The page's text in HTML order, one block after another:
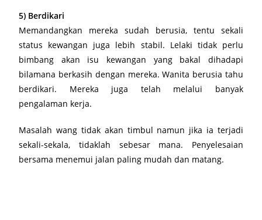
5) Berdikari
Memandangkan mereka sudah berusia, tentu sekali
status kewangan juga lebih stabil. Lelaki tidak perlu
bimbang akan isu kewangan yang bakal dihadapi
bilamana berkasih dengan mereka. Wanita berusia tahu
berdikari. Mereka juga telah melalui banyak
pengalaman kerja.
Masalah wang tidak akan timbul namun jika ia terjadi
sekali-sekala, tidaklah sebesar mana. Penyelesaian
bersama menemui jalan paling mudah dan matang.